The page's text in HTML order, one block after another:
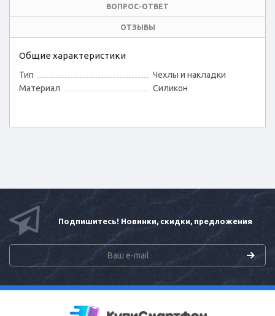
ВОПРОС-ОТВЕТ
ОТЗЫВЫ
Общие характеристики
Тип
Чехлы и накладки
Материал
Силикон
Подпишитесь! Новинки, скидки, предложения